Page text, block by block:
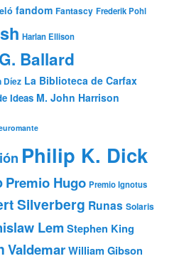
fandom Fantascy Frederik Pohl
Harlan Ellison
Ballard
Díez La Biblioteca de Carfax
Ideas M. John Harrison
Philip K. Dick
Premio Hugo Premio Ignotus
Silverberg Runas Solaris
Lem Stephen King
ValdemarWilliam Gibson